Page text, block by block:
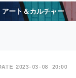
アート＆カルチャー
2023 03 08 20:00